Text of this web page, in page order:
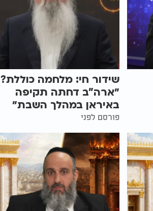
שידור חי: מלחמה כוללת?
״ארה"ב דחתה תקיפה
באיראן במהלך השבת״
פורסם לפני